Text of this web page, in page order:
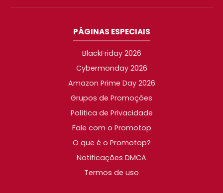
PÁGINAS ESPECIAIS
BlackFriday 2026
Cybermonday 2026
Amazon Prime Day 2026
Grupos de Promoções
Política de Privacidade
Fale com o Promotop
O que é o Promotop?
Notificações DMCA
Termos de uso